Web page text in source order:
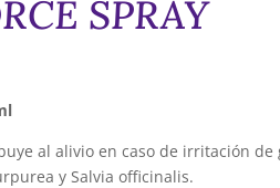
SPRAY
al alivio en caso de irritación
y Salvia officinalis.